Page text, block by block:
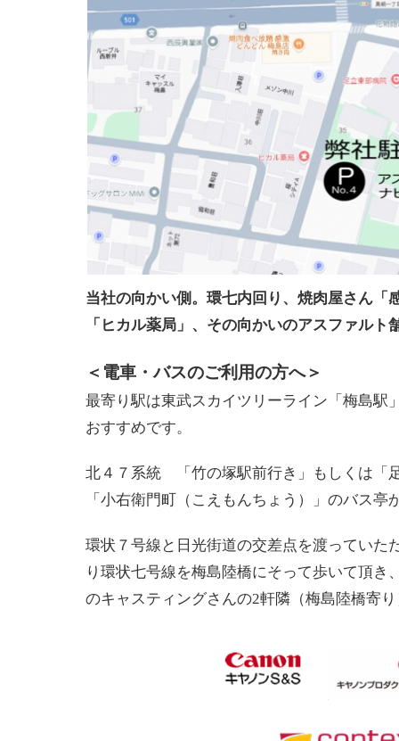
当社の向かい側。環七内回り、焼肉屋さん「
「ヒカル薬局」、その向かいのアスファル
＜電車・バスのご利用の方へ＞
最寄り駅は東武スカイツリーライン「梅島駅
おすすめです。
北４７系統 「竹の塚駅前行き」もしくは
「小右衛門町（こえもんちょう）」のバス
環状７号線と日光街道の交差点を渡っていた
り環状七号線を梅島陸橋にそって歩いて頂
のキャスティングさんの2軒隣（梅島陸橋寄